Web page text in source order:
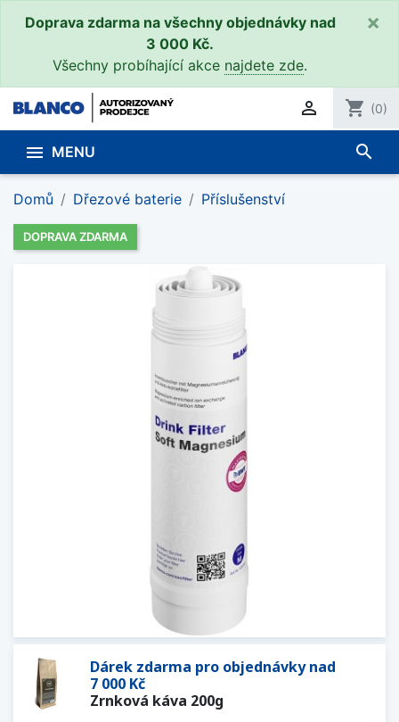
Doprava zdarma na všechny objednávky nad
3 000 Kč.
Všechny probíhající akce najdete zde.
×
 shopping_cart (0)
 MENU search
Domů Dřezové baterie Příslušenství
DOPRAVA ZDARMA
Dárek zdarma pro objednávky nad
7 000 Kč
Zrnková káva 200g